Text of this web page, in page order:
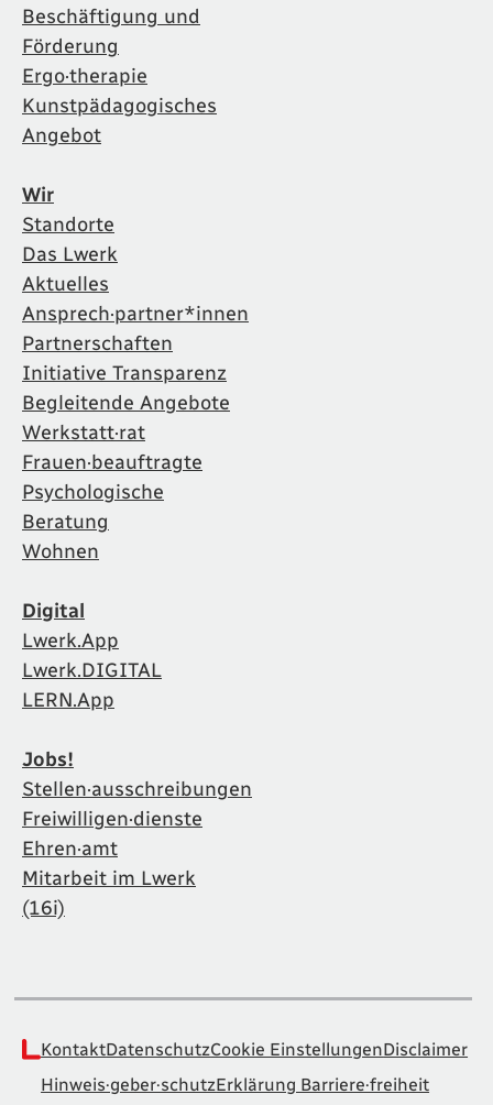
Beschäftigung und
Förderung
Ergo·therapie
Kunstpädagogisches
Angebot
Wir
Standorte
Das Lwerk
Aktuelles
Ansprech·partner*innen
Partnerschaften
Initiative Transparenz
Begleitende Angebote
Werkstatt·rat
Frauen·beauftragte
Psychologische
Beratung
Wohnen
Digital
Lwerk.App
Lwerk.DIGITAL
LERN.App
Jobs!
Stellen·ausschreibungen
Freiwilligen·dienste
Ehren·amt
Mitarbeit im Lwerk
(16i)
KontaktDatenschutzCookie EinstellungenDisclaimer
Hinweis·geber·schutzErklärung Barriere·freiheit